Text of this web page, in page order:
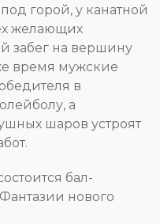
горой, у канатной
желающих
забег на вершину
время мужские
в
а
шаров устроят
бал-
нового